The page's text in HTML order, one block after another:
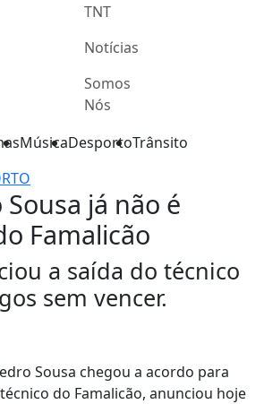
TNT
Notícias
Somos
Nós
MúsicaDesportoTrânsito
Sousa já não é
Famalicão
a saída do técnico
sem vencer.
Sousa chegou a acordo para
do Famalicão, anunciou hoje